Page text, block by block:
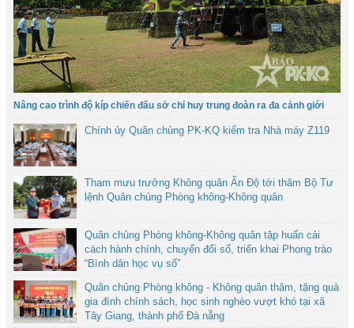
Nâng cao trình độ kíp chiến đấu sở chỉ huy trung đoàn ra đa cảnh giới
Chính ủy Quân chủng PK-KQ kiểm tra Nhà máy Z119
Tham mưu trưởng Không quân Ấn Độ tới thăm Bộ Tư
lệnh Quân chủng Phòng không-Không quân
Quân chủng Phòng không-Không quân tập huấn cải
cách hành chính, chuyển đổi số, triển khai Phong trào
“Bình dân học vụ số”
Quân chủng Phòng không - Không quân thăm, tặng quà
gia đình chính sách, học sinh nghèo vượt khó tại xã
Tây Giang, thành phố Đà nẵng